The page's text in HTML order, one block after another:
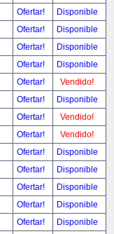
Ofertar!
Disponible
Ofertar!
Disponible
Ofertar!
Disponible
Ofertar!
Disponible
Ofertar!
Vendido!
Ofertar!
Disponible
Ofertar!
Vendido!
Ofertar!
Vendido!
Ofertar!
Disponible
Ofertar!
Disponible
Ofertar!
Disponible
Ofertar!
Disponible
Ofertar!
Disponible